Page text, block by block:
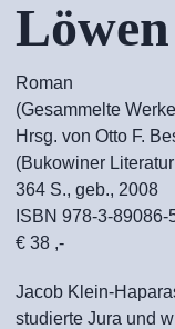
Roman
(Gesammelte
Hrsg. von Otto F.
(Bukowiner
364 S., geb., 2008
ISBN 978-3-89086-
€ 38 ,-
Jacob Klein-
studierte Jura und